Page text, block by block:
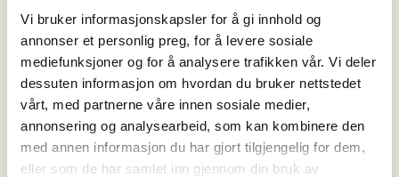
Vi bruker informasjonskapsler for å gi innhold og
annonser et personlig preg, for å levere sosiale
mediefunksjoner og for å analysere trafikken vår. Vi deler
dessuten informasjon om hvordan du bruker nettstedet
vårt, med partnerne våre innen sosiale medier,
annonsering og analysearbeid, som kan kombinere den
med annen informasjon du har gjort tilgjengelig for dem,
eller som de har samlet inn gjennom din bruk av
Det er lov å delta bare for å være sosial også.
Ytterligere informasjon kommer i august på
epostinvitasjon.